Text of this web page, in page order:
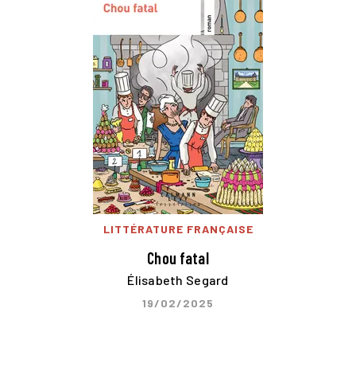
LITTÉRATURE FRANÇAISE
Chou fatal
Élisabeth Segard
19/02/2025